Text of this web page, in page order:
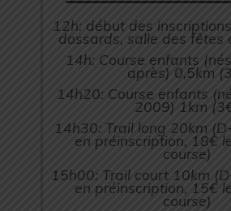
12h: début des
dossards, salle des fêtes
14h: Course enfants
après) 0,5km
14h20: Course enfants
2009) 1km
14h30: Trail long 20km
en préinscription, 18€
course)
15h00: Trail court 10km
en préinscription, 15€
course)